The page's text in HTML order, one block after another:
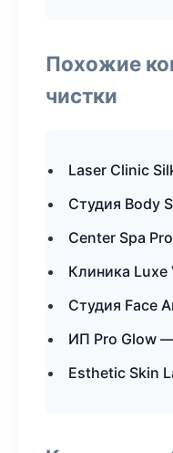
Похожие
чистки
Laser Clinic
Студия Body
Center Spa
Клиника
Студия Face
ИП Pro Glow
Esthetic Skin